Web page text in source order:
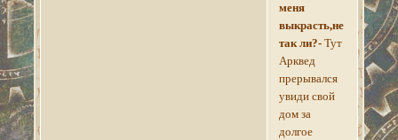
меня
выкрасть,не
так ли?-Тут
Арквед
прерывался
увиди свой
дом за
долгое